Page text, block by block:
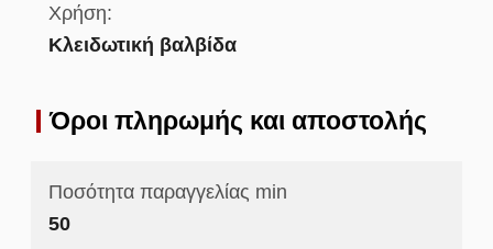
Χρήση:
Κλειδωτική βαλβίδα
Όροι πληρωμής και αποστολής
Ποσότητα παραγγελίας min
50